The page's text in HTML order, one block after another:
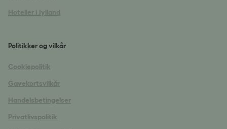
Hoteller i Jylland
Politikker og vilkår
Cookiepolitik
Gavekortsvilkår
Handelsbetingelser
Privatlivspolitik